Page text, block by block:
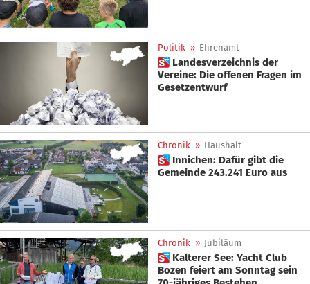
Politik » Ehrenamt
 Landesverzeichnis der
Vereine: Die offenen Fragen im
Gesetzentwurf
Chronik » Haushalt
 Innichen: Dafür gibt die
Gemeinde 243.241 Euro aus
Chronik » Jubiläum
 Kalterer See: Yacht Club
Bozen feiert am Sonntag sein